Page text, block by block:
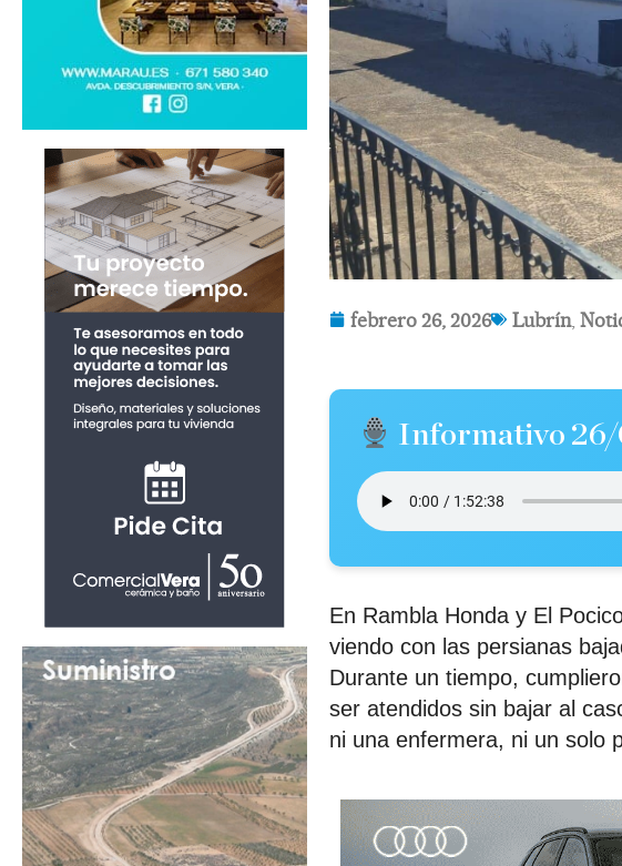
febrero 26, 2026 Lubrín,
Informativo
En Rambla Honda y El
viendo con las persianas
Durante un tiempo,
ser atendidos sin bajar al
ni una enfermera, ni un solo